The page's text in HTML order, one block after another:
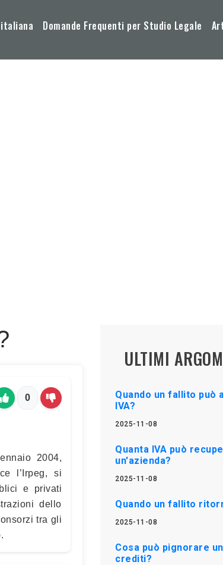
Domande Frequenti per Studio Legale
0
2004,
l’Irpeg, si
e privati
dello
tra gli
ULTIMI
Quando un fallito può
IVA?
2025-11-08
Quanta IVA può
un'azienda?
2025-11-08
Quando un fallito
2025-11-08
Cosa può pignorare
crediti?